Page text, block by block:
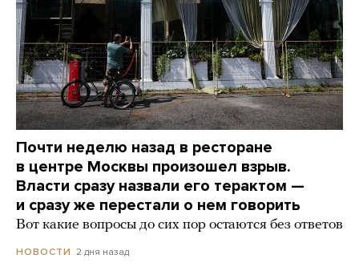
Почти неделю назад в ресторане
в центре Москвы произошел взрыв.
Власти сразу назвали его терактом —
и сразу же перестали о нем говорить
Вот какие вопросы до сих пор остаются без ответов
НОВОСТИ 2 дня назад